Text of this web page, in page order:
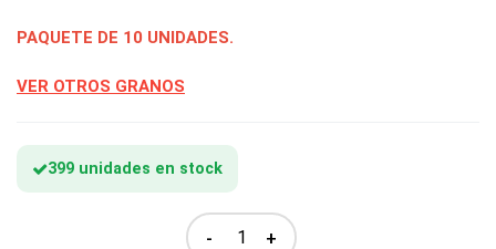
PAQUETE DE 10 UNIDADES.
VER OTROS GRANOS
399 unidades en stock
- +